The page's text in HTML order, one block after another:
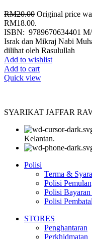
RM20.00 Original price
RM18.00.
ISBN: 9789670634401
Israk dan Mikraj Nabi
dilihat oleh Rasulullah
Add to wishlist
Add to cart
Quick view
SYARIKAT JAFFAR
Kelantan.
Polisi
Terma &
Polisi
Polisi Bayaran
Polisi
STORES
Penghantaran
Perkhidmatan